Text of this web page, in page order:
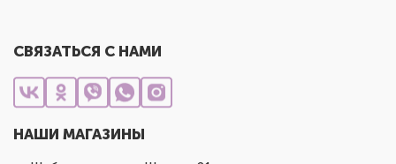
СВЯЗАТЬСЯ С НАМИ
НАШИ МАГАЗИНЫ